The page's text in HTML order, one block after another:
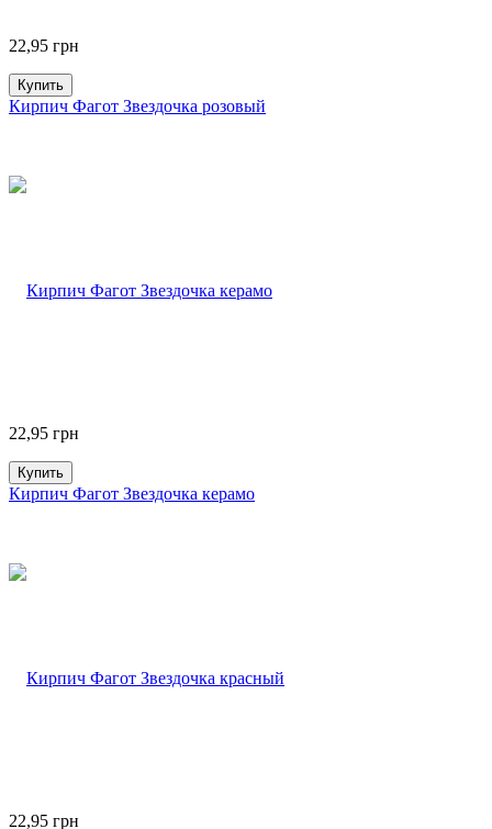
22,95 грн
Купить
Кирпич Фагот Звездочка розовый
22,95 грн
Купить
Кирпич Фагот Звездочка керамо
22,95 грн